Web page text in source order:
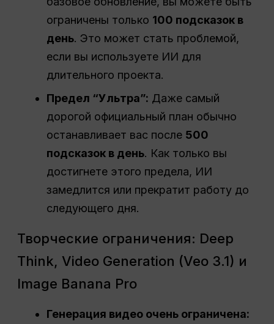
ограничены только 100 подсказок в
день. Это может стать проблемой,
если вы используете ИИ для
длительного проекта.
Предел “Ультра”: Даже самый
дорогой официальный план обычно
останавливает вас после 500
подсказок в день. Как только вы
достигнете этого предела, ИИ
замедлится или прекратит работу до
следующего дня.
Творческие ограничения: Deep
Think, Video Generation (Veo 3.1) и
Image Banana Pro
Генерация видео очень ограничена: